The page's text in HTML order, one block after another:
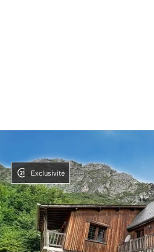
Exclusivité